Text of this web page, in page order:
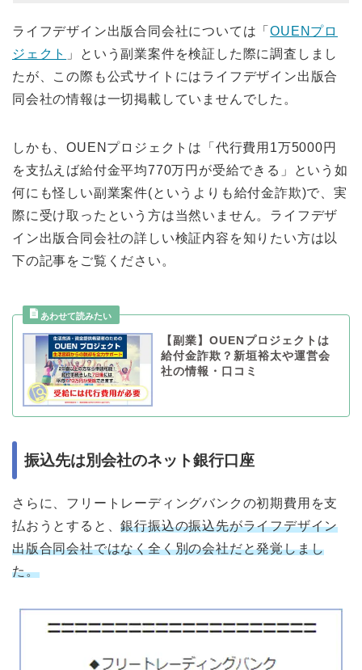
ライフデザイン出版合同会社については「OUENプロ
ジェクト
」という副業案件を検証した際に調査しまし
たが、この際も公式サイトにはライフデザイン出版合
同会社の情報は一切掲載していませんでした。
しかも、OUENプロジェクトは「代行費用1万5000円
を支払えば給付金平均770万円が受給できる」という如
何にも怪しい副業案件(というよりも給付金詐欺)で、実
際に受け取ったという方は当然いません。ライフデザ
イン出版合同会社の詳しい検証内容を知りたい方は以
下の記事をご覧ください。
【副業】OUENプロジェクトは
給付金詐欺？新垣裕太や運営会
社の情報・口コミ
振込先は別会社のネット銀行口座
さらに、フリートレーディングバンクの初期費用を支
払おうとすると、銀行振込の振込先がライフデザイン
出版合同会社ではなく全く別の会社だと発覚しまし
た。